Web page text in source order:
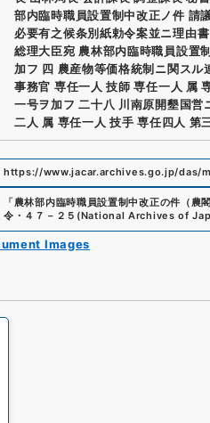
部内臨時職員設置制中改正ノ件 請
必要有之候条別紙勅令案並ニ理由
総理大臣宛 農林部内臨時職員設置
加フ 四 農産物等価格統制ニ関ス
事務官 専任一人 技師 専任一人 属
一号ヲ加フ 二十八 川南原開墾国
二人 属 専任一人 技手 専任四人 第
https://www.jacar.archives.go.jp/das/
「農林部内臨時職員設置制中改正の件（農
令・４７－２５ (National Archives of
Images